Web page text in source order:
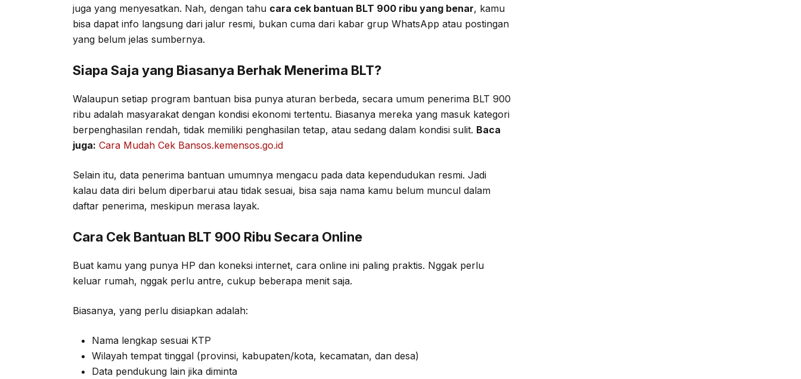
juga yang menyesatkan. Nah, dengan tahu cara cek bantuan BLT 900 ribu yang benar, kamu
bisa dapat info langsung dari jalur resmi, bukan cuma dari kabar grup WhatsApp atau postingan
yang belum jelas sumbernya.
Siapa Saja yang Biasanya Berhak Menerima BLT?
Walaupun setiap program bantuan bisa punya aturan berbeda, secara umum penerima BLT 900
ribu adalah masyarakat dengan kondisi ekonomi tertentu. Biasanya mereka yang masuk kategori
berpenghasilan rendah, tidak memiliki penghasilan tetap, atau sedang dalam kondisi sulit. Baca
juga: Cara Mudah Cek Bansos.kemensos.go.id
Selain itu, data penerima bantuan umumnya mengacu pada data kependudukan resmi. Jadi
kalau data diri belum diperbarui atau tidak sesuai, bisa saja nama kamu belum muncul dalam
daftar penerima, meskipun merasa layak.
Cara Cek Bantuan BLT 900 Ribu Secara Online
Buat kamu yang punya HP dan koneksi internet, cara online ini paling praktis. Nggak perlu
keluar rumah, nggak perlu antre, cukup beberapa menit saja.
Biasanya, yang perlu disiapkan adalah:
Nama lengkap sesuai KTP
Wilayah tempat tinggal (provinsi, kabupaten/kota, kecamatan, dan desa)
Data pendukung lain jika diminta